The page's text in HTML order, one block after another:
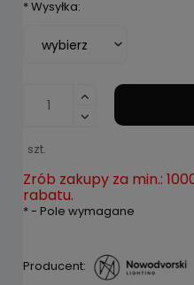
*Wysyłka:
szt.
Zrób zakupy za min.:
rabatu.
*- Pole wymagane
Producent: